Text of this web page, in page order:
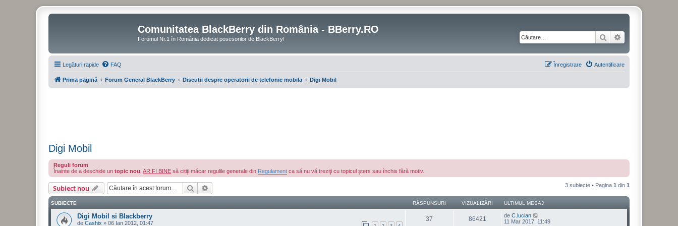
Comunitatea BlackBerry din România - BBerry.RO
Forumul Nr.1 în România dedicat posesorilor de BlackBerry! Căutare
Legături rapide FAQ Autentificare
Înregistrare
Prima pagină Forum General BlackBerry Discutii despre operatorii de telefonie mobila Digi Mobil
Digi Mobil
Reguli forum
Înainte de a deschide un topic nou AR FI BINE să citiţi măcar regulile generale din Regulament ca să nu vă treziţi cu topicul şters sau închis fără motiv.
Subiect nou Căutare 3 subiecte • Pagina 1 din 1
SUBIECTE RĂSPUNSURI VIZUALIZĂRI ULTIMUL MESAJ
Digi Mobil si Blackberry
de Cashix » 06 Ian 2012, 01:47
37 86421 de C.lucian
11 Mar 2017, 11:49